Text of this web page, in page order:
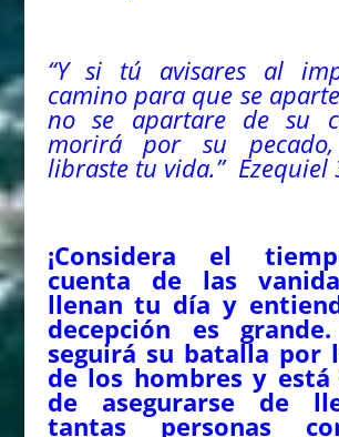
“Y si tú avisares al
camino para que se
no se apartare de su
morirá por su
libraste tu vida.” Ezequiel
¡Considera el
cuenta de las
llenan tu día y
decepción es
seguirá su batalla por
de los hombres y
de asegurarse de
tantas personas